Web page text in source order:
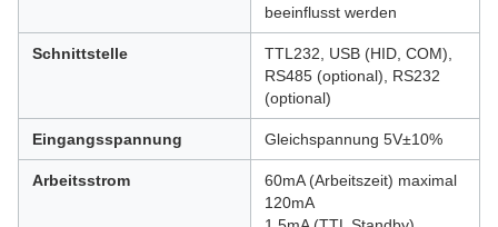
beeinflusst werden
Schnittstelle
TTL232, USB (HID, COM),
RS485 (optional), RS232
(optional)
Eingangsspannung Gleichspannung 5V±10%
Arbeitsstrom
60mA (Arbeitszeit) maximal
120mA